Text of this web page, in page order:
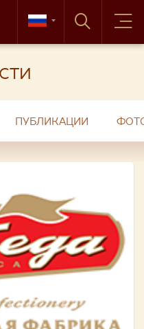
ПУБЛИКАЦИИ